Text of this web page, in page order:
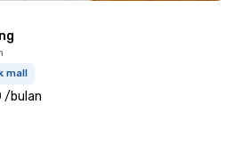
mall
/bulan